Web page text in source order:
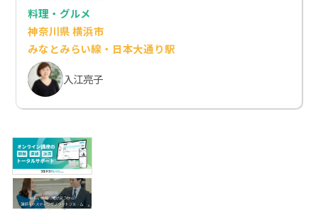
料理・グルメ
神奈川県 横浜市
みなとみらい線・日本大通り駅
入江亮子